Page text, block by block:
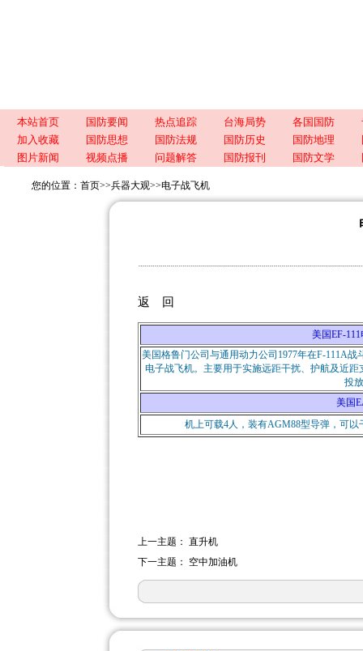
本站首页 国防要闻 热点追踪 台海局势 各国国防
加入收藏
国防思想 国防法规 国防历史 国防地理
图片新闻
视频点播 问题解答 国防报刊 国防文学
您的位置： 首页>>兵器大观>>电子战飞机
返 回
美国EF-
美国格鲁门公司与通用动力公司1977年在F-111A
电子战飞机。主要用于实施远距干扰、护航及近
投
美国
机上可载4人，装有AGM88型导弹，可
上一主题： 直升机
下一主题： 空中加油机